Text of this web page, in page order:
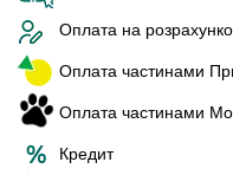
Оплата на
Оплата частинами
Оплата частинами
Кредит